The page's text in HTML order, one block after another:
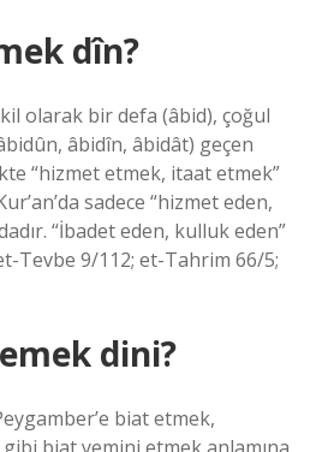
dîn?
olarak bir defa (âbid), çoğul
âbidîn, âbidât) geçen
“hizmet etmek, itaat etmek”
sadece “hizmet eden,
“İbadet eden, kulluk eden”
Tevbe 9/112; et-Tahrim 66/5;
dini?